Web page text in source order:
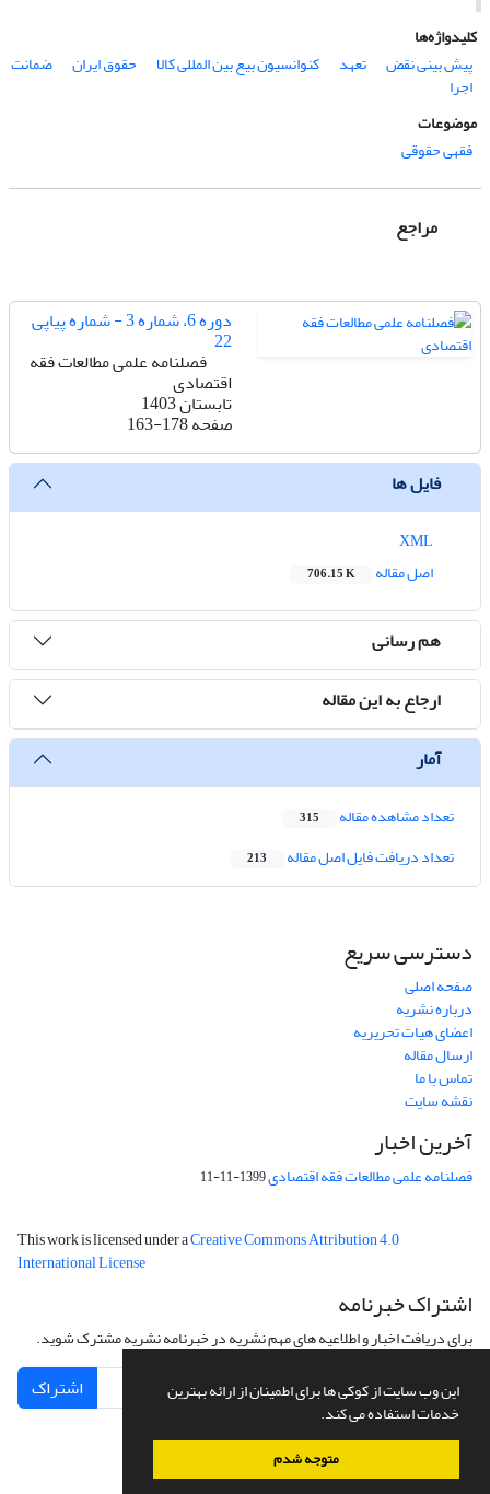
این وب سایت از کوکی ها برای اطمینان از ارائه بهترین
خدمات استفاده می کند.
متوجه شدم
کلیدواژه‌ها
پیش بینی نقض
تعهد کنوانسیون بیع بین المللی کالا حقوق ایران ضمانت
اجرا
موضوعات
فقهی حقوقی
مراجع
دوره 6، شماره 3 - شماره پیاپی
22
فصلنامه علمی مطالعات فقه
اقتصادی
تابستان 1403
صفحه163-178
فایل ها
اصل مقاله
706.15 K
هم رسانی
ارجاع به این مقاله
آمار
تعداد مشاهده مقاله 315
تعداد دریافت فایل اصل مقاله 213
دسترسی سریع
صفحه اصلی
درباره نشریه
اعضای هیات تحریریه
ارسال مقاله
تماس با ما
نقشه سایت
آخرین اخبار
فصلنامه علمی مطالعات فقه اقتصادی1399-11-11
This work is licensed under aCreative Commons Attribution 4.0
International License
اشتراک خبرنامه
برای دریافت اخبار و اطلاعیه های مهم نشریه در خبرنامه نشریه مشترک شوید.
اشتراک
سامانه مدیریت نشریات علمی.طراحی و پیاده سازی ازسیناوب